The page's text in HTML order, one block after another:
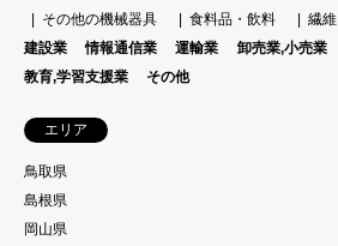
その他の機械器具
食料品・飲料 繊維
建設業
情報通信業 運輸業 卸売業,小売業
教育,学習支援業
その他
エリア
鳥取県
島根県
岡山県